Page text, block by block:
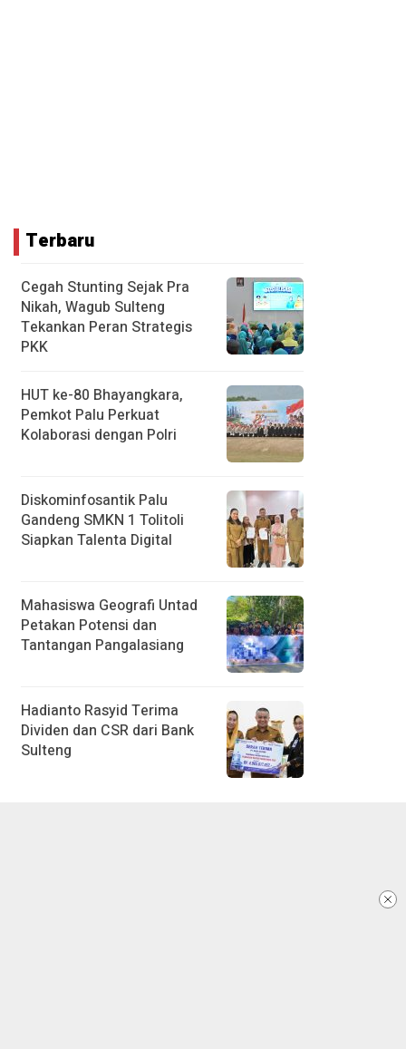
Terbaru
Cegah Stunting Sejak Pra
Nikah, Wagub Sulteng
Tekankan Peran Strategis
PKK
HUT ke-80 Bhayangkara,
Pemkot Palu Perkuat
Kolaborasi dengan Polri
Diskominfosantik Palu
Gandeng SMKN 1 Tolitoli
Siapkan Talenta Digital
Mahasiswa Geografi Untad
Petakan Potensi dan
Tantangan Pangalasiang
Hadianto Rasyid Terima
Dividen dan CSR dari Bank
Sulteng